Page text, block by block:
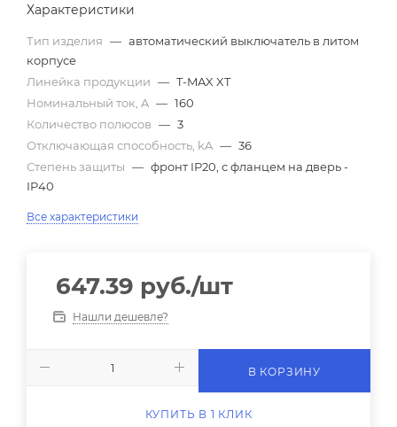
Характеристики
Тип изделия — автоматический выключатель в литом
корпусе
Линейка продукции — T-MAX XT
Номинальный ток, A — 160
Количество полюсов — 3
Отключающая способность, kA — 36
Степень защиты — фронт IP20, с фланцем на дверь -
IP40
Все характеристики
647.39 руб./шт
Нашли дешевле?
В КОРЗИНУ
КУПИТЬ В 1 КЛИК